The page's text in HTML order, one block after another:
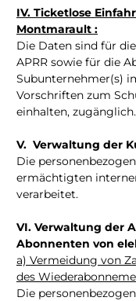
IV. Ticketlose
Montmarault :
Die Daten sind für
APRR sowie für die
Subunternehmer(s)
Vorschriften zum
einhalten, zugänglich.
V. Verwaltung der
Die
ermächtigten
verarbeitet.
VI. Verwaltung der
Abonnenten von
a) Vermeidung von
des
Die